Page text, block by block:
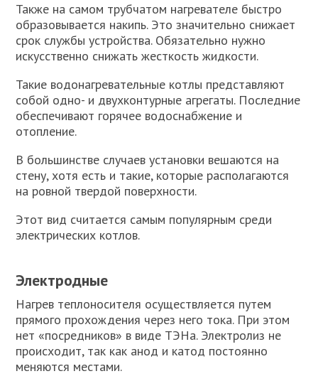
Также на самом трубчатом нагревателе быстро
образовывается накипь. Это значительно снижает
срок службы устройства. Обязательно нужно
искусственно снижать жесткость жидкости.
Такие водонагревательные котлы представляют
собой одно- и двухконтурные агрегаты. Последние
обеспечивают горячее водоснабжение и
отопление.
В большинстве случаев установки вешаются на
стену, хотя есть и такие, которые располагаются
на ровной твердой поверхности.
Этот вид считается самым популярным среди
электрических котлов.
Электродные
Нагрев теплоносителя осуществляется путем
прямого прохождения через него тока. При этом
нет «посредников» в виде ТЭНа. Электролиз не
происходит, так как анод и катод постоянно
меняются местами.